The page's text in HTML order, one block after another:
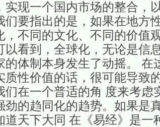
现一个国内市场的整合，
要指出的是，如果在地方
不同的文化、不同的价值
看到，全球化，无论是信
体制本身发生了动摇。 在
性价值的话，很可能导致
在一个普适的角 度来考虑
的趋同化的趋势。如果是
天下大同 在《易经》是一